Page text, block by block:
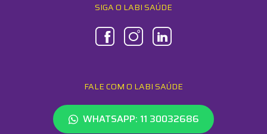
SIGA O LABI SAÚDE
FALE COM O LABI SAÚDE
WHATSAPP: 11 30032686